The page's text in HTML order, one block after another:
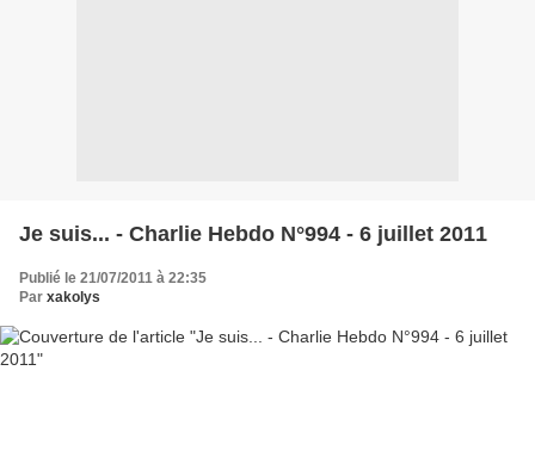
Je suis... - Charlie Hebdo N°994 - 6 juillet 2011
Publié le 21/07/2011 à 22:35
Par xakolys